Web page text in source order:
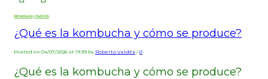
Alimentación y Nutrición
¿Qué es la kombucha y cómo se produce?
Posted on 04/07/2026 at 19:39 by Roberto Valdés / 0
¿Qué es la kombucha y cómo se produce?